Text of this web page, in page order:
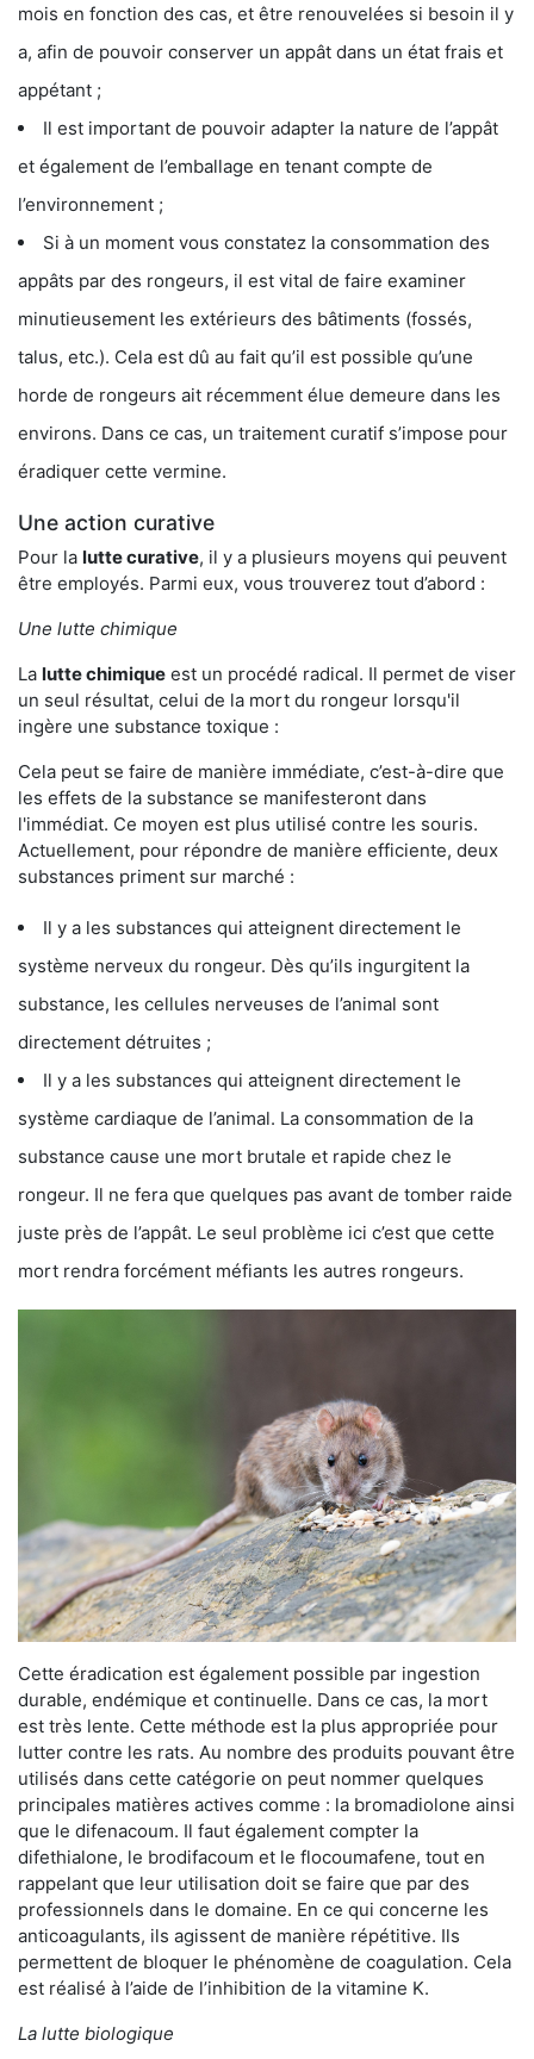
mois en fonction des cas, et être renouvelées si besoin il y
a, afin de pouvoir conserver un appât dans un état frais et
appétant ;
Il est important de pouvoir adapter la nature de l’appât
et également de l’emballage en tenant compte de
l’environnement ;
Si à un moment vous constatez la consommation des
appâts par des rongeurs, il est vital de faire examiner
minutieusement les extérieurs des bâtiments (fossés,
talus, etc.). Cela est dû au fait qu’il est possible qu’une
horde de rongeurs ait récemment élue demeure dans les
environs. Dans ce cas, un traitement curatif s’impose pour
éradiquer cette vermine.
Une action curative
Pour la lutte curative, il y a plusieurs moyens qui peuvent
être employés. Parmi eux, vous trouverez tout d’abord :
Une lutte chimique
La lutte chimique est un procédé radical. Il permet de viser
un seul résultat, celui de la mort du rongeur lorsqu'il
ingère une substance toxique :
Cela peut se faire de manière immédiate, c’est-à-dire que
les effets de la substance se manifesteront dans
l'immédiat. Ce moyen est plus utilisé contre les souris.
Actuellement, pour répondre de manière efficiente, deux
substances priment sur marché :
Il y a les substances qui atteignent directement le
système nerveux du rongeur. Dès qu’ils ingurgitent la
substance, les cellules nerveuses de l’animal sont
directement détruites ;
Il y a les substances qui atteignent directement le
système cardiaque de l’animal. La consommation de la
substance cause une mort brutale et rapide chez le
rongeur. Il ne fera que quelques pas avant de tomber raide
juste près de l’appât. Le seul problème ici c’est que cette
mort rendra forcément méfiants les autres rongeurs.
Cette éradication est également possible par ingestion
durable, endémique et continuelle. Dans ce cas, la mort
est très lente. Cette méthode est la plus appropriée pour
lutter contre les rats. Au nombre des produits pouvant être
utilisés dans cette catégorie on peut nommer quelques
principales matières actives comme : la bromadiolone ainsi
que le difenacoum. Il faut également compter la
difethialone, le brodifacoum et le flocoumafene, tout en
rappelant que leur utilisation doit se faire que par des
professionnels dans le domaine. En ce qui concerne les
anticoagulants, ils agissent de manière répétitive. Ils
permettent de bloquer le phénomène de coagulation. Cela
est réalisé à l’aide de l’inhibition de la vitamine K.
La lutte biologique